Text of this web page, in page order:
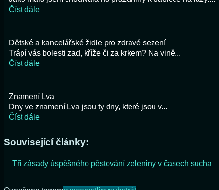
Číst dále
Dětské a kancelářské židle pro zdravé sezení
Trápí vás bolesti zad, kříže či za krkem? Na vině...
Číst dále
Znamení Lva
Dny ve znamení Lva jsou ty dny, které jsou v...
Číst dále
Související články:
Tři zásady úspěšného pěstování zeleniny v časech sucha